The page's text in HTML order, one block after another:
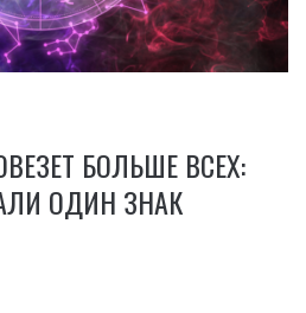
БОЛЬШЕ ВСЕХ:
ОДИН ЗНАК